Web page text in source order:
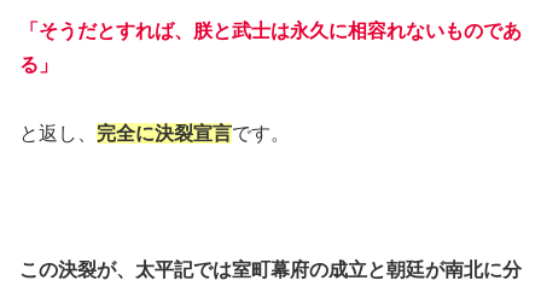
「そうだとすれば、朕と武士は永久に相容れないものであ
る」
と返し、 完全に決裂宣言です。
この決裂が、太平記では室町幕府の成立と朝廷が南北に分